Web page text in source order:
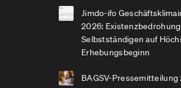
Jimdo-ifo
2026:
Selbstständigen auf
Erhebungsbeginn
BAGSV-Pressemitteilung